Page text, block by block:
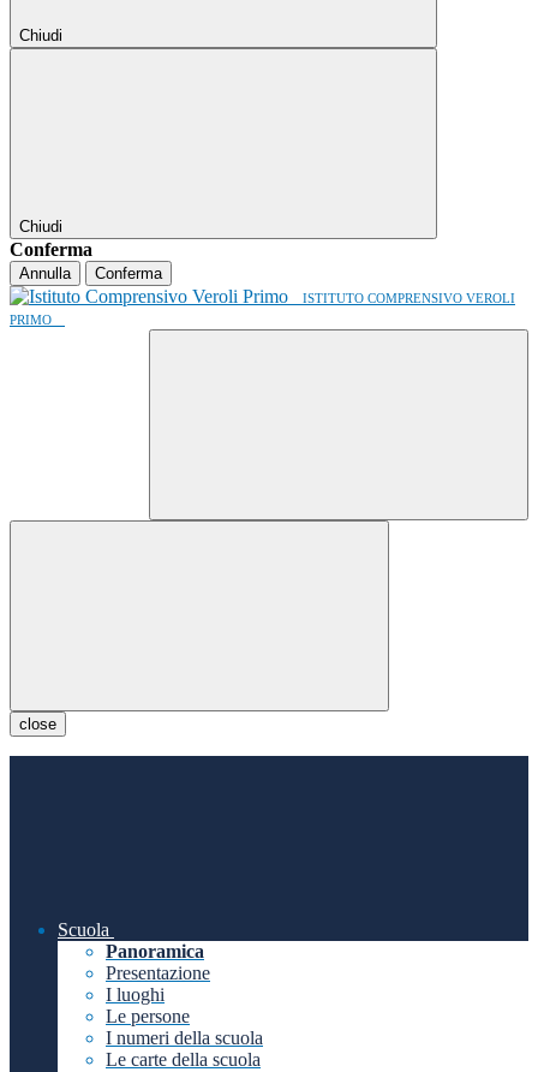
Chiudi
Chiudi
Conferma
Annulla Conferma
ISTITUTO COMPRENSIVO VEROLI
PRIMO
close
Scuola
Panoramica
Presentazione
I luoghi
Le persone
I numeri della scuola
Le carte della scuola